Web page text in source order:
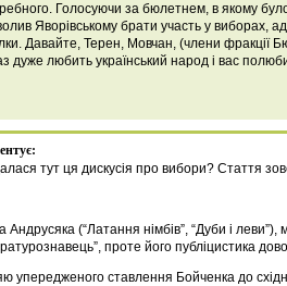
Голосуючи за бюлетнем, в якому
Яворівському брати участь у виборах,
Давайте, Терен, Мовчан, (члени фракції
дуже любить український народ і вас
тут ця дискусія про вибори? Стаття
Андрусяка (“Латання німбів”, “Дуби і
проте його публіцистика
упередженого ставлення Бойченка до